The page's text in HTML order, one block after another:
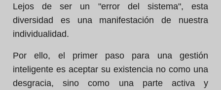
Lejos de ser un "error del sistema", esta
diversidad es una manifestación de nuestra
individualidad.
Por ello, el primer paso para una gestión
inteligente es aceptar su existencia no como una
desgracia, sino como una parte activa y